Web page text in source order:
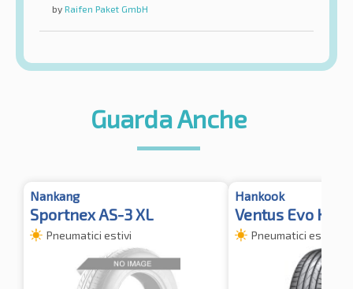
by Raifen Paket GmbH
Guarda Anche
Nankang
Sportnex AS-3 XL
Pneumatici estivi
Hankook
Ventus Evo K137
Pneumatici estivi